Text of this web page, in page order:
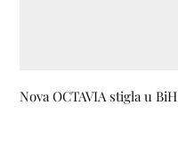
Nova OCTAVIA stigla u BiH